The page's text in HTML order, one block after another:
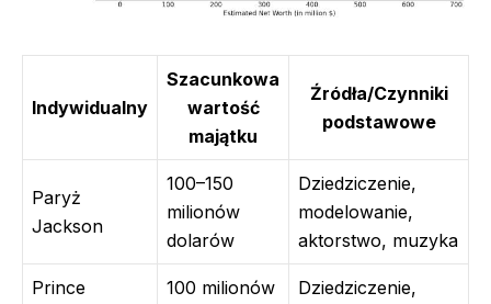
Indywidualny
Szacunkowa
wartość
majątku
Źródła/Czynniki
podstawowe
Paryż
Jackson
100–150
milionów
dolarów
Dziedziczenie,
modelowanie,
aktorstwo, muzyka
Prince
100 milionów
Dziedziczenie,